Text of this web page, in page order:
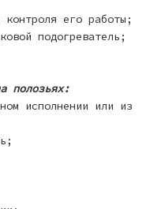
его работы;
подогреватель;
полозьях:
исполнении или из